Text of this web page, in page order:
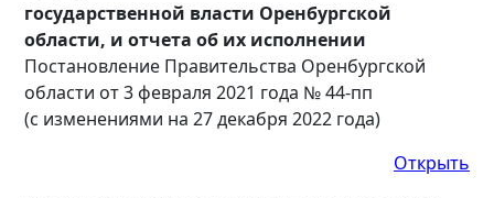
государственной власти Оренбургской
области, и отчета об их исполнении
Постановление Правительства Оренбургской
области от 3 февраля 2021 года № 44-пп
(с изменениями на 27 декабря 2022 года)
Открыть